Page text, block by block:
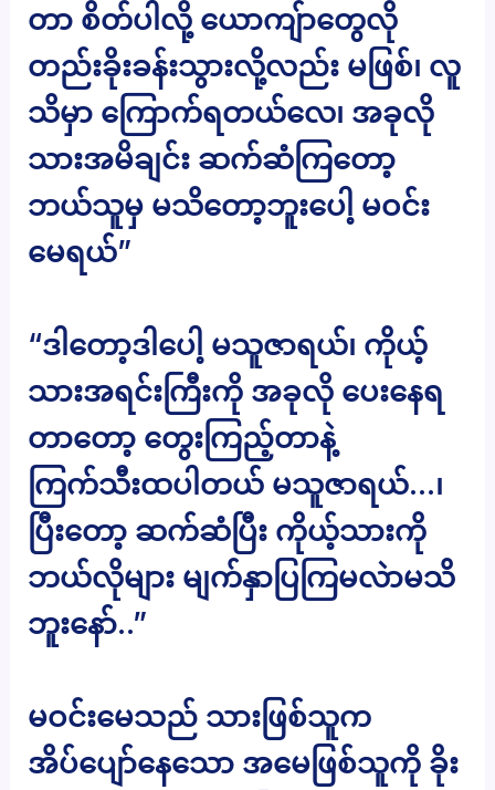
တာ စိတ်ပါလို့ ယောကျ်ာတွေလို
တည်းခိုးခန်းသွားလို့လည်း မဖြစ်၊ လူ
သိမှာ ကြောက်ရတယ်လေ၊ အခုလို
သားအမိချင်း ဆက်ဆံကြတော့
ဘယ်သူမှ မသိတော့ဘူးပေါ့ မဝင်း
မေရယ်”
“ဒါတော့ဒါပေါ့ မသူဇာရယ်၊ ကိုယ့်
သားအရင်းကြီးကို အခုလို ပေးနေရ
တာတော့ တွေးကြည့်တာနဲ့
ကြက်သီးထပါတယ် မသူဇာရယ်…၊
ပြီးတော့ ဆက်ဆံပြီး ကိုယ့်သားကို
ဘယ်လိုများ မျက်နှာပြကြမလဲာမသိ
ဘူးနော်..”
မဝင်းမေသည် သားဖြစ်သူက
အိပ်ပျော်နေသော အမေဖြစ်သူကို ခိုး